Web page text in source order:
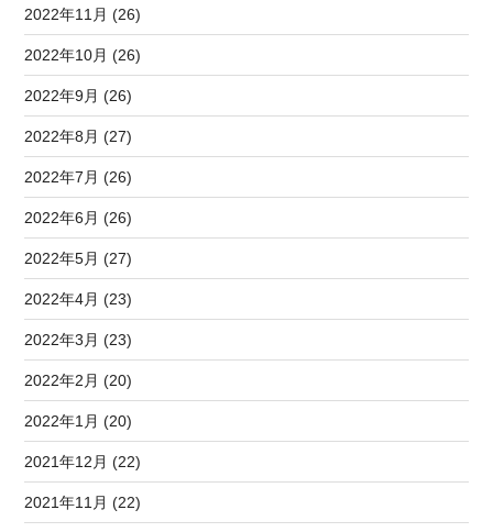
2022年11月 (26)
2022年10月 (26)
2022年9月 (26)
2022年8月 (27)
2022年7月 (26)
2022年6月 (26)
2022年5月 (27)
2022年4月 (23)
2022年3月 (23)
2022年2月 (20)
2022年1月 (20)
2021年12月 (22)
2021年11月 (22)